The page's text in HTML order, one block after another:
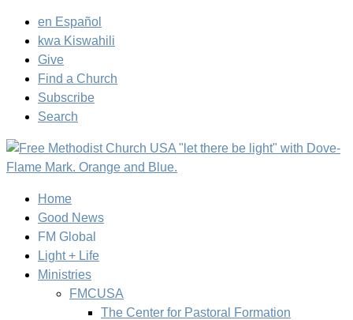
en Español
kwa Kiswahili
Give
Find a Church
Subscribe
Search
Home
Good News
FM Global
Light + Life
Ministries
FMCUSA
The Center for Pastoral Formation